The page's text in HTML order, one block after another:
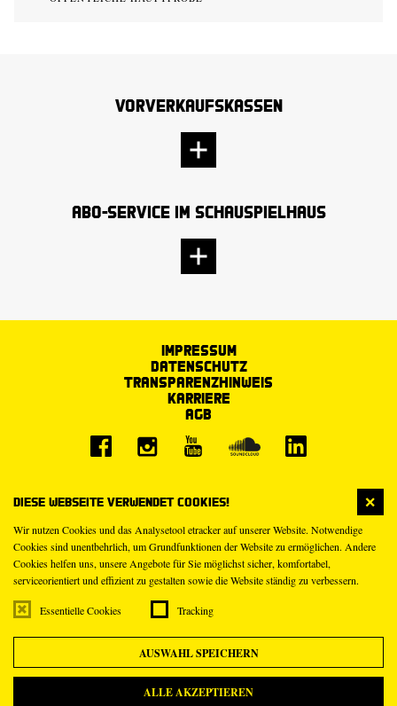
Diese Webseite verwendet Cookies!
Wir nutzen Cookies und das Analysetool etracker auf unserer Website. Notwendige
Cookies sind unentbehrlich, um Grundfunktionen der Website zu ermöglichen. Andere
Cookies helfen uns, unsere Angebote für Sie möglichst sicher, komfortabel,
serviceorientiert und effizient zu gestalten sowie die Website ständig zu verbessern.
Essentielle Cookies Tracking
AUSWAHL SPEICHERN
ALLE AKZEPTIEREN
Vorverkaufskassen
Abo-Service im Schauspielhaus
Impressum
Datenschutz
Transparenzhinweis
Karriere
AGB